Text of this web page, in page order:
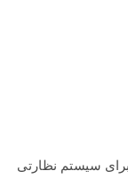
سیستم نظارتی